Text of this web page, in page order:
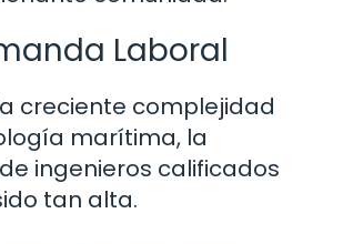
Laboral
creciente complejidad
marítima, la
ingenieros calificados
tan alta.